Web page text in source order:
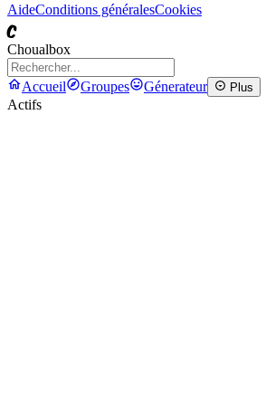
AideConditions généralesCookies
C
Choualbox
Accueil Groupes Génerateur Plus
Actifs